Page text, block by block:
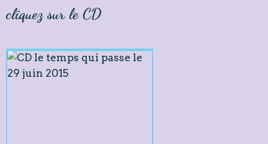
cliquez sur le CD